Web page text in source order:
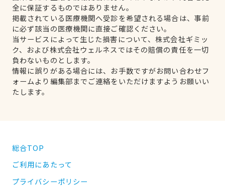
全に保証するものではありません。
掲載されている医療機関へ受診を希望される場合は、事前
に必ず該当の医療機関に直接ご確認ください。
当サービスによって生じた損害について、株式会社ギミッ
ク、および株式会社ウェルネスではその賠償の責任を一切
負わないものとします。
情報に誤りがある場合には、お手数ですがお問い合わせフ
ォームより編集部までご連絡をいただけますようお願いい
たします。
総合TOP
ご利用にあたって
プライバシーポリシー